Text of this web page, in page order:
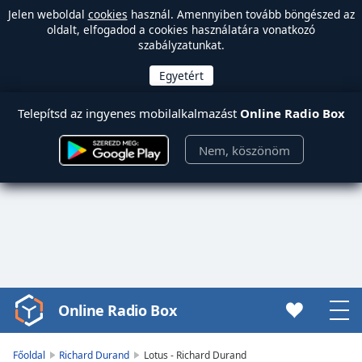
Jelen weboldal cookies használ. Amennyiben tovább böngészed az
oldalt, elfogadod a cookies használatára vonatkozó
szabályzatunkat.
Telepítsd az ingyenes mobilalkalmazást Online Radio Box
Nem, köszönöm
Video
Player
Online Radio Box
Főoldal Richard Durand Lotus - Richard Durand